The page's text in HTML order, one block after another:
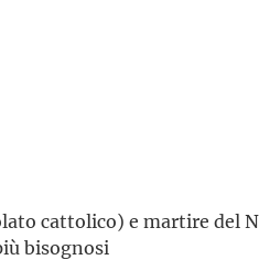
cattolico) e martire del
bisognosi